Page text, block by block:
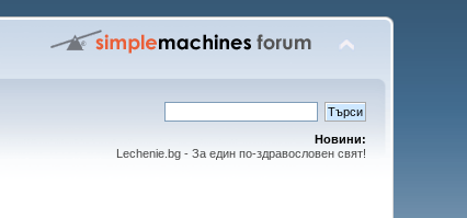
Новини:
Lechenie.bg - За един по-здравословен свят!